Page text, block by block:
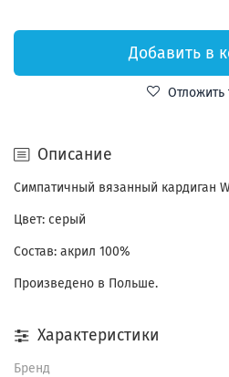
Добавить в
Отложить
Описание
Симпатичный вязанный кардиган
Цвет: серый
Состав: акрил 100%
Произведено в Польше.
Характеристики
Бренд